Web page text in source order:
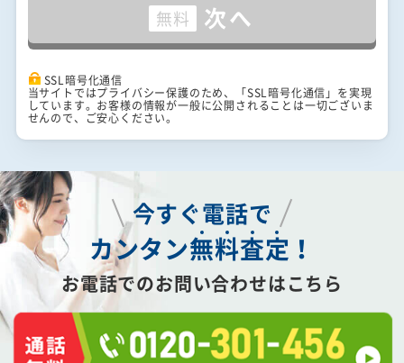
無料 次へ
SSL暗号化通信
当サイトではプライバシー保護のため、「SSL暗号化通信」を実現
しています。お客様の情報が一般に公開されることは一切ございま
せんので、ご安心ください。
今すぐ電話で
カンタン無料査定 ！
お電話でのお問い合わせはこちら